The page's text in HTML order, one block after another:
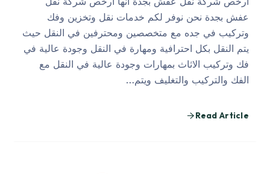
عفش بجدة نحن نوفر لكم خدمات نقل وتخزين وفك
وتركيب في جده مع متخصصين ومحترفين في النقل حيث
يتم النقل بكل احترافية ومهارة في النقل وجودة عالية في
فك وتركيب الاثاث بمهارات وجودة عالية في النقل مع
الفك والتركيب والتغليف ويتم…
Read Article